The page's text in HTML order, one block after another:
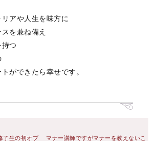
アや人生を味方に
を兼ね備え
つ
ができたら幸せです。
了生の初オブ
マナー講師ですがマナーを教えないこ